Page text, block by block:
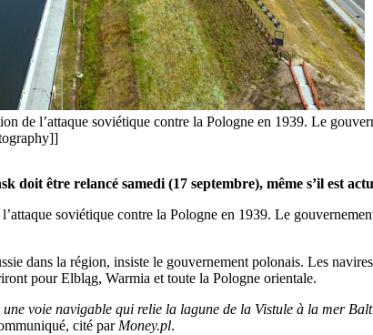
de l’attaque soviétique contre la Pologne en 1939. Le
doit être relancé samedi (17 septembre), même s’il est
l’attaque soviétique contre la Pologne en 1939. Le
dans la région, insiste le gouvernement polonais. Les
pour Elbląg, Warmia et toute la Pologne orientale.
voie navigable qui relie la lagune de la Vistule à la mer
cité par Money.pl.